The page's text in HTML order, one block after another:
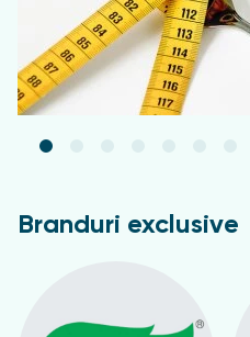
Branduri exclusive